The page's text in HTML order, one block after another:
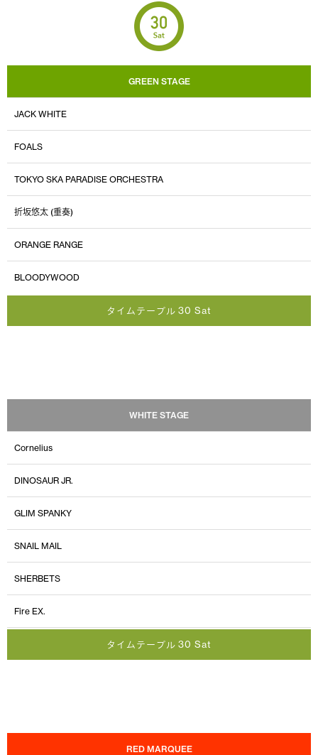
GREEN STAGE
JACK WHITE
FOALS
TOKYO SKA PARADISE ORCHESTRA
折坂悠太 (重奏)
ORANGE RANGE
BLOODYWOOD
タイムテーブル 30 Sat
WHITE STAGE
Cornelius
DINOSAUR JR.
GLIM SPANKY
SNAIL MAIL
SHERBETS
Fire EX.
タイムテーブル 30 Sat
RED MARQUEE